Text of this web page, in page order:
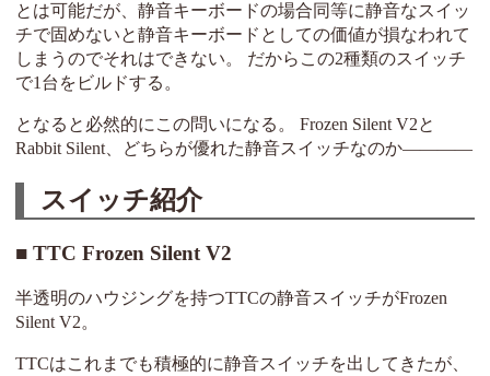
とは可能だが、静音キーボードの場合同等に静音なスイッ
チで固めないと静音キーボードとしての価値が損なわれて
しまうのでそれはできない。 だからこの2種類のスイッチ
で1台をビルドする。
となると必然的にこの問いになる。 Frozen Silent V2と
Rabbit Silent、どちらが優れた静音スイッチなのか――――
スイッチ紹介
TTC Frozen Silent V2
半透明のハウジングを持つTTCの静音スイッチがFrozen
Silent V2。
TTCはこれまでも積極的に静音スイッチを出してきたが、